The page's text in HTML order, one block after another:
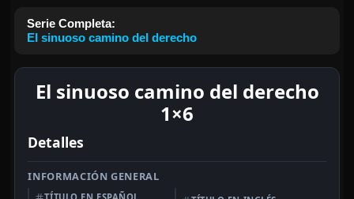
Serie Completa:
El sinuoso camino del derecho
El sinuoso camino del derecho
1×6
Detalles
INFORMACIÓN GENERAL